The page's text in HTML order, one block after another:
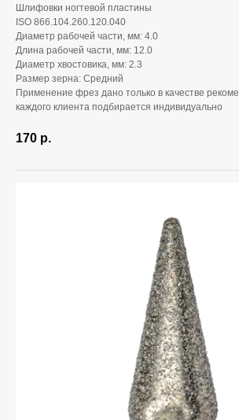
Шлифовки ногтевой пластины
ISO 866.104.260.120.040
Диаметр рабочей части, мм: 4.0
Длина рабочей части, мм: 12.0
Диаметр хвостовика, мм: 2.3
Размер зерна: Средний
Применение фрез дано только в качестве
каждого клиента подбирается индивидуально
170 р.